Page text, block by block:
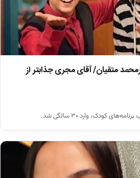
سالگی امیرمحمد متقیان/ آقای مجری جذابتر از
کودک، وارد ۳۰ سالگی شد.